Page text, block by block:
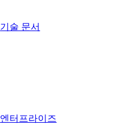
기술 문서
엔터프라이즈